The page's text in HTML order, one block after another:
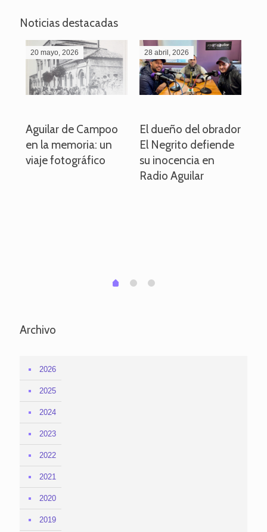
Noticias destacadas
20 mayo, 2026
Aguilar de Campoo
en la memoria: un
viaje fotográfico
28 abril, 2026
El dueño del obrador
El Negrito defiende
su inocencia en
Radio Aguilar
0 1 2
Archivo
2026
2025
2024
2023
2022
2021
2020
2019